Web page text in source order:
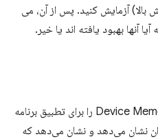
آزمایش کنید. پس از آن، می
آنها بهبود یافته اند یا خیر.
این پست نحوه استفاده از Device Memory API را برای تطبیق برنامه
نشان می‌دهد و نشان می‌دهد که